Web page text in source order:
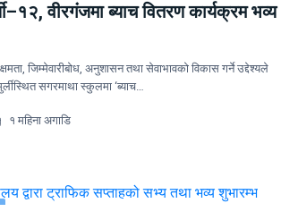
वीरगंजमा ब्याच वितरण कार्यक्रम भव्य
जिम्मेवारीबोध, अनुशासन तथा सेवाभावको विकास गर्ने उद्देश्यले
सगरमाथा स्कुलमा ‘ब्याच…
१ महिना अगाडि